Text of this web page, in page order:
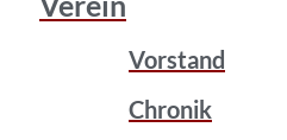
Vorstand
Chronik